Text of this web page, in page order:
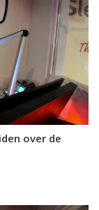
over de